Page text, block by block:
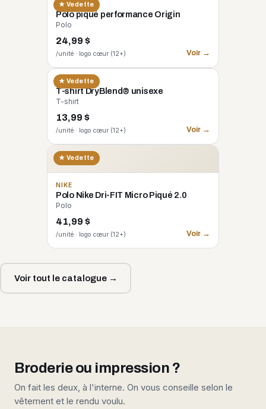
★ Vedette
CORE 365
Polo piqué performance Origin
Polo
24,99 $
/unité · logo cœur (12+) Voir →
★ Vedette
GILDAN
T-shirt DryBlend® unisexe
T-shirt
13,99 $
/unité · logo cœur (12+) Voir →
★ Vedette
NIKE
Polo Nike Dri-FIT Micro Piqué 2.0
Polo
41,99 $
/unité · logo cœur (12+) Voir →
Voir tout le catalogue →
Broderie ou impression ?
On fait les deux, à l'interne. On vous conseille selon le
vêtement et le rendu voulu.